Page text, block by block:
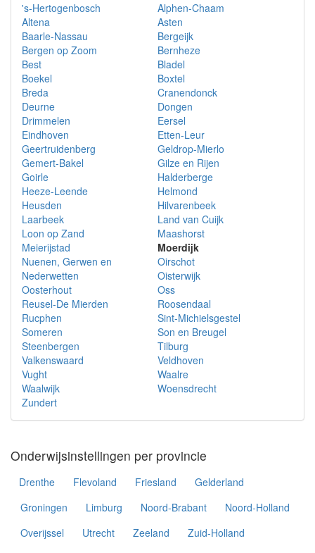
's-Hertogenbosch
Alphen-Chaam
Altena
Asten
Baarle-Nassau
Bergeijk
Bergen op Zoom
Bernheze
Best
Bladel
Boekel
Boxtel
Breda
Cranendonck
Deurne
Dongen
Drimmelen
Eersel
Eindhoven
Etten-Leur
Geertruidenberg
Geldrop-Mierlo
Gemert-Bakel
Gilze en Rijen
Goirle
Halderberge
Heeze-Leende
Helmond
Heusden
Hilvarenbeek
Laarbeek
Land van Cuijk
Loon op Zand
Maashorst
Meierijstad
Moerdijk
Nuenen, Gerwen en
Nederwetten
Oirschot
Oisterwijk
Oosterhout
Oss
Reusel-De Mierden
Roosendaal
Rucphen
Sint-Michielsgestel
Someren
Son en Breugel
Steenbergen
Tilburg
Valkenswaard
Veldhoven
Vught
Waalre
Waalwijk
Woensdrecht
Zundert
Onderwijsinstellingen per provincie
Drenthe Flevoland Friesland
Gelderland
Groningen
Limburg Noord-Brabant
Noord-Holland
Overijssel
Utrecht Zeeland Zuid-Holland